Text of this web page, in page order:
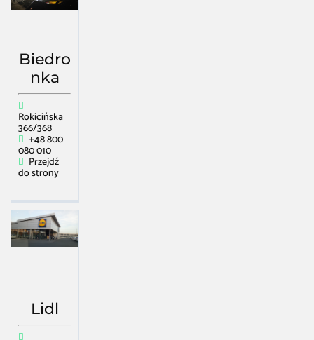
Biedro
nka
Rokicińska
366/368
+48 800
080 010
Przejdź
do strony
Lidl